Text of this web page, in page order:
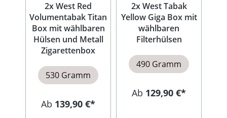
2x West Red
Volumentabak Titan
Box mit wählbaren
Hülsen und Metall
Zigarettenbox
530 Gramm
Ab 139,90 €*
2x West Tabak
Yellow Giga Box mit
wählbaren
Filterhülsen
490 Gramm
Ab 129,90 €*